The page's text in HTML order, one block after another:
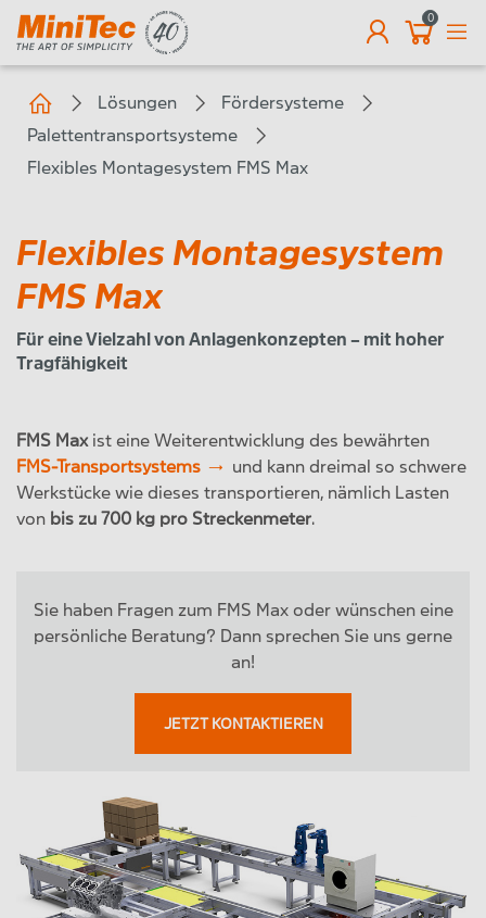
0
Lösungen
Fördersysteme
Palettentransportsysteme
Flexibles Montagesystem FMS Max
Flexibles Montagesystem
FMS Max
Für eine Vielzahl von Anlagenkonzepten – mit hoher
Tragfähigkeit
FMS Max ist eine Weiterentwicklung des bewährten
FMS-Transportsystems
und kann dreimal so schwere
Werkstücke wie dieses transportieren, nämlich Lasten
von bis zu 700 kg pro Streckenmeter.
Sie haben Fragen zum FMS Max oder wünschen eine
persönliche Beratung? Dann sprechen Sie uns gerne
an!
JETZT KONTAKTIEREN